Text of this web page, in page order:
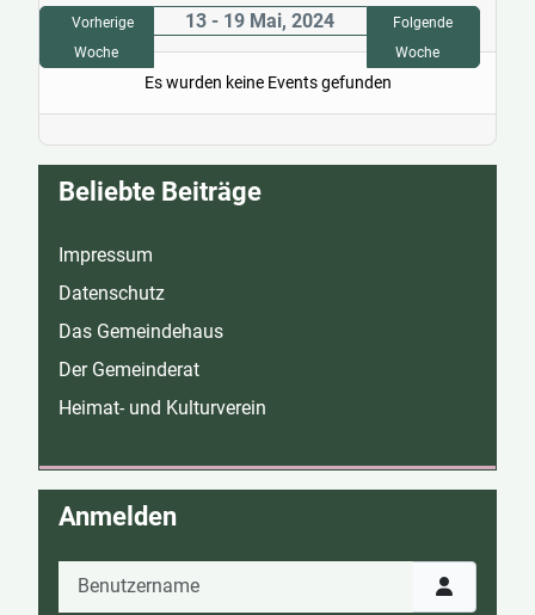
Vorherige
Woche
13 - 19 Mai, 2024
Folgende
Woche
Es wurden keine Events gefunden
Beliebte Beiträge
Impressum
Datenschutz
Das Gemeindehaus
Der Gemeinderat
Heimat- und Kulturverein
Anmelden
Benutzername